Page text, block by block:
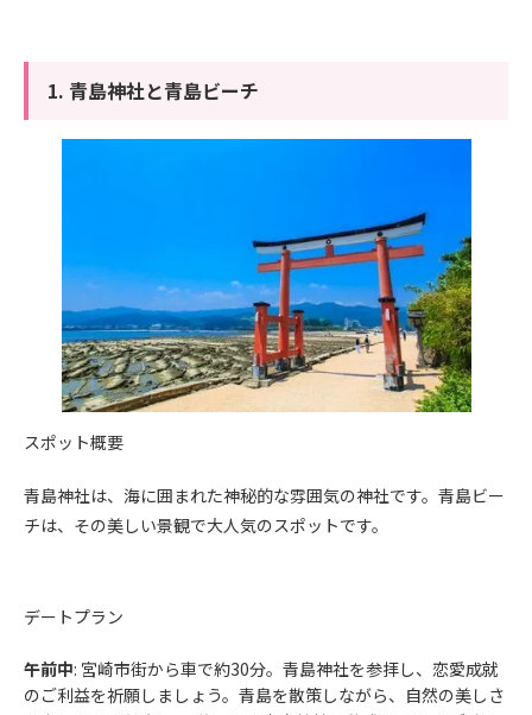
1. 青島神社と青島ビーチ
スポット概要
青島神社は、海に囲まれた神秘的な雰囲気の神社です。青島ビー
チは、その美しい景観で大人気のスポットです。
デートプラン
午前中: 宮崎市街から車で約30分。青島神社を参拝し、恋愛成就
のご利益を祈願しましょう。青島を散策しながら、自然の美しさ